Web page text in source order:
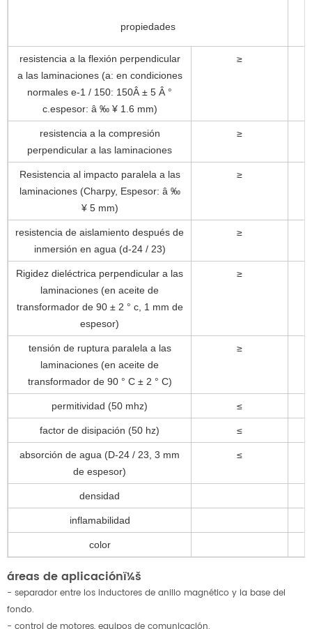
propiedades
resistencia a la flexión perpendicular
a las laminaciones (a: en condiciones
normales e-1 / 150: 150Â ± 5 Â °
c.espesor: â ‰ ¥ 1.6 mm)
≥
resistencia a la compresión
perpendicular a las laminaciones
≥
Resistencia al impacto paralela a las
laminaciones (Charpy, Espesor: â ‰
¥ 5 mm)
≥
resistencia de aislamiento después de
inmersión en agua (d-24 / 23)
≥
Rigidez dieléctrica perpendicular a las
laminaciones (en aceite de
transformador de 90 ± 2 ° c, 1 mm de
espesor)
≥
tensión de ruptura paralela a las
laminaciones (en aceite de
transformador de 90 ° C ± 2 ° C)
≥
permitividad (50 mhz) ≤
factor de disipación (50 hz) ≤
absorción de agua (D-24 / 23, 3 mm
de espesor)
≤
densidad
inflamabilidad
color
áreas de aplicaciónï¼š
- separador entre los inductores de anillo magnético y la base del
fondo.
- control de motores, equipos de comunicación.